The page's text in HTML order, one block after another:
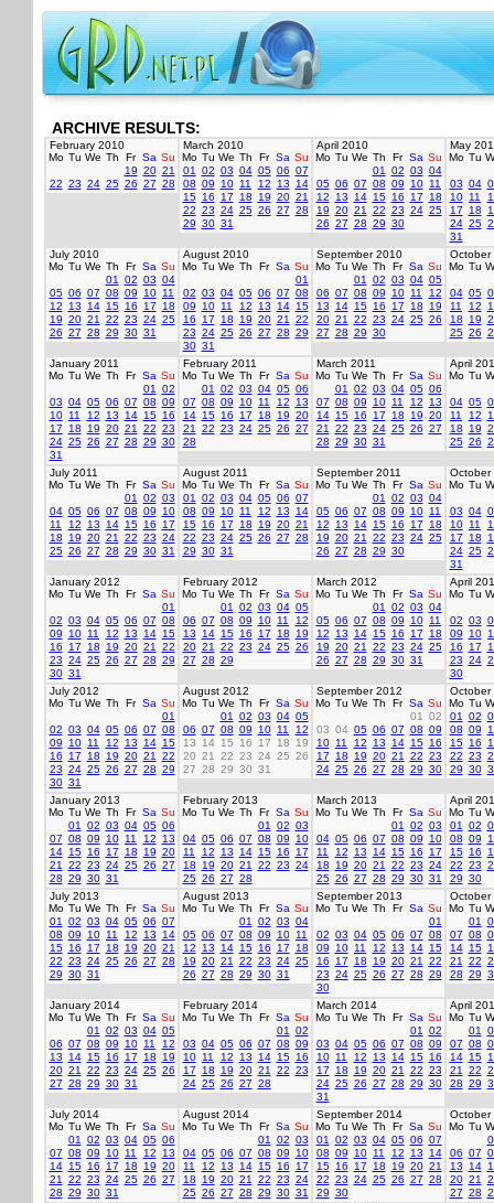
ARCHIVE RESULTS:
February 2010
Mo Tu We Th Fr Sa Su
19 20 21
22 23 24 25 26 27 28
March 2010
Mo Tu We Th Fr Sa Su
01
02 03 04 05 06 07
08 09 10 11 12 13
14
15 16 17 18 19 20 21
22 23 24 25 26 27 28
29 30 31
April 2010
Mo Tu We Th Fr Sa Su
01
02 03 04
05 06 07 08 09 10 11
12
13 14 15 16 17
18
19 20 21 22 23 24 25
26 27 28 29 30
May
Mo Tu
03 04
10 11
17
18
24 25
31
July 2010
Mo Tu We Th Fr Sa Su
01
02 03 04
05 06 07 08 09 10 11
12
13 14 15 16 17
18
19 20 21 22 23 24 25
26 27 28 29 30 31
August 2010
Mo Tu We Th Fr Sa Su
01
02 03 04 05 06 07 08
09
10 11 12 13 14 15
16
17 18 19 20 21
22
23 24 25 26 27 28 29
30 31
September 2010
Mo Tu We Th Fr Sa Su
01
02 03 04 05
06 07 08 09 10 11
12
13
14 15 16 17 18
19
20 21 22 23 24 25 26
27 28 29 30
October
Mo Tu
04 05
11
12
18
19
25 26
January 2011
Mo Tu We Th Fr Sa Su
01
02
03 04 05 06 07 08 09
10 11 12 13 14 15 16
17
18 19 20 21 22 23
24 25 26 27 28 29 30
31
February 2011
Mo Tu We Th Fr Sa Su
01
02 03 04 05 06
07 08 09 10 11 12
13
14 15 16 17 18 19 20
21
22 23 24 25 26 27
28
March 2011
Mo Tu We Th Fr Sa Su
01
02 03 04 05 06
07 08 09 10 11 12
13
14 15 16 17 18 19 20
21
22 23 24 25 26 27
28 29 30 31
April
Mo Tu
04 05
11
12
18
19
25 26
July 2011
Mo Tu We Th Fr Sa Su
01
02 03
04 05 06 07 08 09
10
11
12 13 14 15 16
17
18
19 20 21 22 23 24
25 26 27 28 29 30 31
August 2011
Mo Tu We Th Fr Sa Su
01
02 03 04 05 06 07
08 09 10 11 12 13
14
15 16 17 18 19 20 21
22 23 24 25 26 27 28
29 30 31
September 2011
Mo Tu We Th Fr Sa Su
01
02 03 04
05 06 07 08 09 10 11
12
13 14 15 16 17
18
19 20 21 22 23 24 25
26 27 28 29 30
October
Mo Tu
03 04
10 11
17
18
24 25
31
January 2012
Mo Tu We Th Fr Sa Su
01
02 03 04 05 06 07 08
09
10 11 12 13 14 15
16
17 18 19 20 21
22
23 24 25 26 27 28 29
30 31
February 2012
Mo Tu We Th Fr Sa Su
01
02 03 04 05
06 07 08 09 10 11
12
13
14 15 16 17 18
19
20 21 22 23 24 25 26
27 28 29
March 2012
Mo Tu We Th Fr Sa Su
01
02 03 04
05 06 07 08 09 10 11
12
13 14 15 16 17
18
19 20 21 22 23 24 25
26 27 28 29 30 31
April
Mo Tu
02 03
09
10
16
17
23 24
30
July 2012
Mo Tu We Th Fr Sa Su
01
02 03 04 05 06 07 08
09
10 11 12 13 14 15
16
17 18 19 20 21
22
23 24 25 26 27 28 29
30 31
August 2012
Mo Tu We Th Fr Sa Su
01
02 03 04 05
06 07 08 09 10 11
12
13
14 15 16 17 18
19
20 21 22 23 24 25 26
27 28 29 30 31
September 2012
Mo Tu We Th Fr Sa Su
01
02
03 04 05 06 07 08 09
10 11 12 13 14 15 16
17
18 19 20 21 22 23
24 25 26 27 28 29 30
October
Mo Tu
01
02
08 09
15 16
22 23
29 30
January 2013
Mo Tu We Th Fr Sa Su
01
02 03 04 05 06
07 08 09 10 11 12
13
14 15 16 17 18 19 20
21
22 23 24 25 26 27
28 29 30 31
February 2013
Mo Tu We Th Fr Sa Su
01
02 03
04 05 06 07 08 09
10
11
12 13 14 15 16
17
18
19 20 21 22 23 24
25 26 27 28
March 2013
Mo Tu We Th Fr Sa Su
01
02 03
04 05 06 07 08 09
10
11
12 13 14 15 16
17
18
19 20 21 22 23 24
25 26 27 28 29 30 31
April
Mo Tu
01
02
08 09
15 16
22 23
29 30
July 2013
Mo Tu We Th Fr Sa Su
01
02 03 04 05 06 07
08 09 10 11 12 13
14
15 16 17 18 19 20 21
22 23 24 25 26 27 28
29 30 31
August 2013
Mo Tu We Th Fr Sa Su
01
02 03 04
05 06 07 08 09 10 11
12
13 14 15 16 17
18
19 20 21 22 23 24 25
26 27 28 29 30 31
September 2013
Mo Tu We Th Fr Sa Su
01
02 03 04 05 06 07 08
09
10 11 12 13 14 15
16
17 18 19 20 21
22
23 24 25 26 27 28 29
30
October
Mo Tu
01
07 08
14 15
21
22
28 29
January 2014
Mo Tu We Th Fr Sa Su
01
02 03 04 05
06 07 08 09 10 11
12
13
14 15 16 17 18
19
20 21 22 23 24 25 26
27 28 29 30 31
February 2014
Mo Tu We Th Fr Sa Su
01
02
03 04 05 06 07 08 09
10 11 12 13 14 15 16
17
18 19 20 21 22 23
24 25 26 27 28
March 2014
Mo Tu We Th Fr Sa Su
01
02
03 04 05 06 07 08 09
10 11 12 13 14 15 16
17
18 19 20 21 22 23
24 25 26 27 28 29 30
31
April
Mo Tu
01
07 08
14 15
21
22
28 29
July 2014
Mo Tu We Th Fr Sa Su
01
02 03 04 05 06
07 08 09 10 11 12
13
14 15 16 17 18 19 20
21
22 23 24 25 26 27
28 29 30 31
August 2014
Mo Tu We Th Fr Sa Su
01
02 03
04 05 06 07 08 09
10
11
12 13 14 15 16
17
18
19 20 21 22 23 24
25 26 27 28 29 30 31
September 2014
Mo Tu We Th Fr Sa Su
01
02 03 04 05 06 07
08 09 10 11 12 13
14
15 16 17 18 19 20 21
22 23 24 25 26 27 28
29 30
October
Mo Tu
06 07
13
14
20 21
27 28